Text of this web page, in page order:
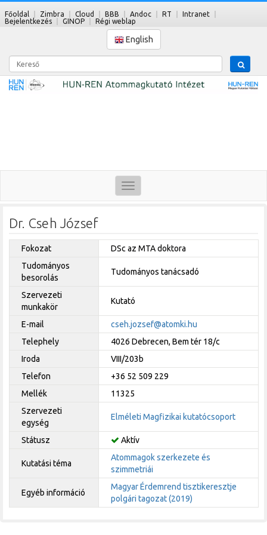
Főoldal Zimbra Cloud BBB Andoc RT
Intranet
Bejelentkezés
GINOP Régi weblap
English
Kereső
Toggle
navigation
Dr. Cseh József
Fokozat
DSc az MTA doktora
Tudományos
besorolás
Tudományos tanácsadó
Szervezeti
munkakör
Kutató
E-mail
cseh.jozsef@atomki.hu
Telephely
4026 Debrecen, Bem tér 18/c
Iroda
VIII/203b
Telefon
+36 52 509 229
Mellék
11325
Szervezeti
egység
Elméleti Magfizikai kutatócsoport
Státusz Aktív
Kutatási téma
Atommagok szerkezete és
szimmetriái
Egyéb információ
Magyar Érdemrend tisztikeresztje
polgári tagozat (2019)